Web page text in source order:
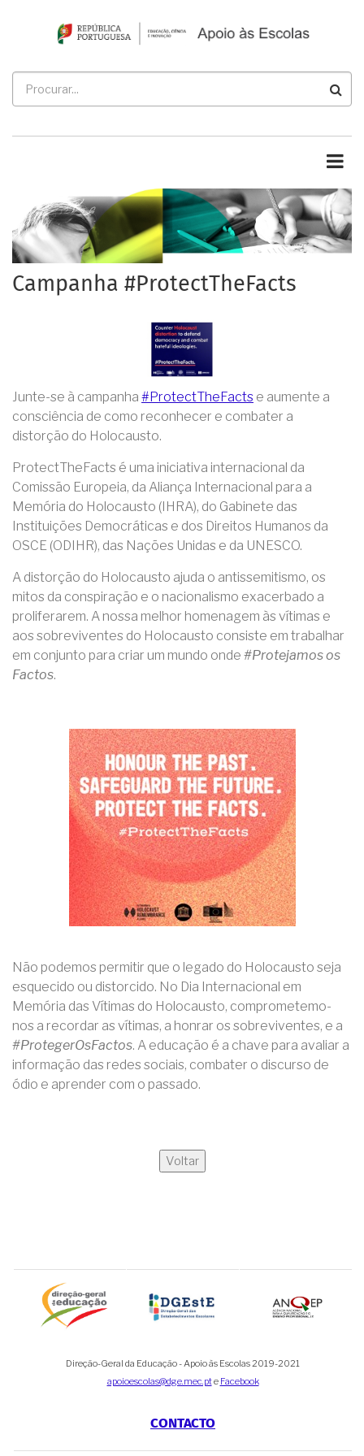
conteúdo
principal
Campanha #ProtectTheFacts
Junte-se à campanha #ProtectTheFacts e aumente a
consciência de como reconhecer e combater a
distorção do Holocausto.
ProtectTheFacts é uma iniciativa internacional da
Comissão Europeia, da Aliança Internacional para a
Memória do Holocausto (IHRA), do Gabinete das
Instituições Democráticas e dos Direitos Humanos da
OSCE (ODIHR), das Nações Unidas e da UNESCO.
A distorção do Holocausto ajuda o antissemitismo, os
mitos da conspiração e o nacionalismo exacerbado a
proliferarem. A nossa melhor homenagem às vítimas e
aos sobreviventes do Holocausto consiste em trabalhar
em conjunto para criar um mundo onde #Protejamos os
Factos.
Não podemos permitir que o legado do Holocausto seja
esquecido ou distorcido. No Dia Internacional em
Memória das Vítimas do Holocausto, comprometemo-
nos a recordar as vítimas, a honrar os sobreviventes, e a
#ProtegerOsFactos. A educação é a chave para avaliar a
informação das redes sociais, combater o discurso de
ódio e aprender com o passado.
Voltar
Direção-Geral da Educação - Apoio às Escolas 2019-2021
apoioescolas@dge.mec.pte Facebook
CONTACTO